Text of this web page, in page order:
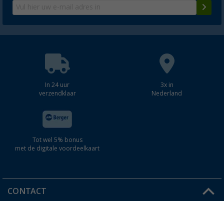
In 24 uur
verzendklaar
3x in
Nederland
Tot wel 5% bonus
met de digitale voordeelkaart
CONTACT